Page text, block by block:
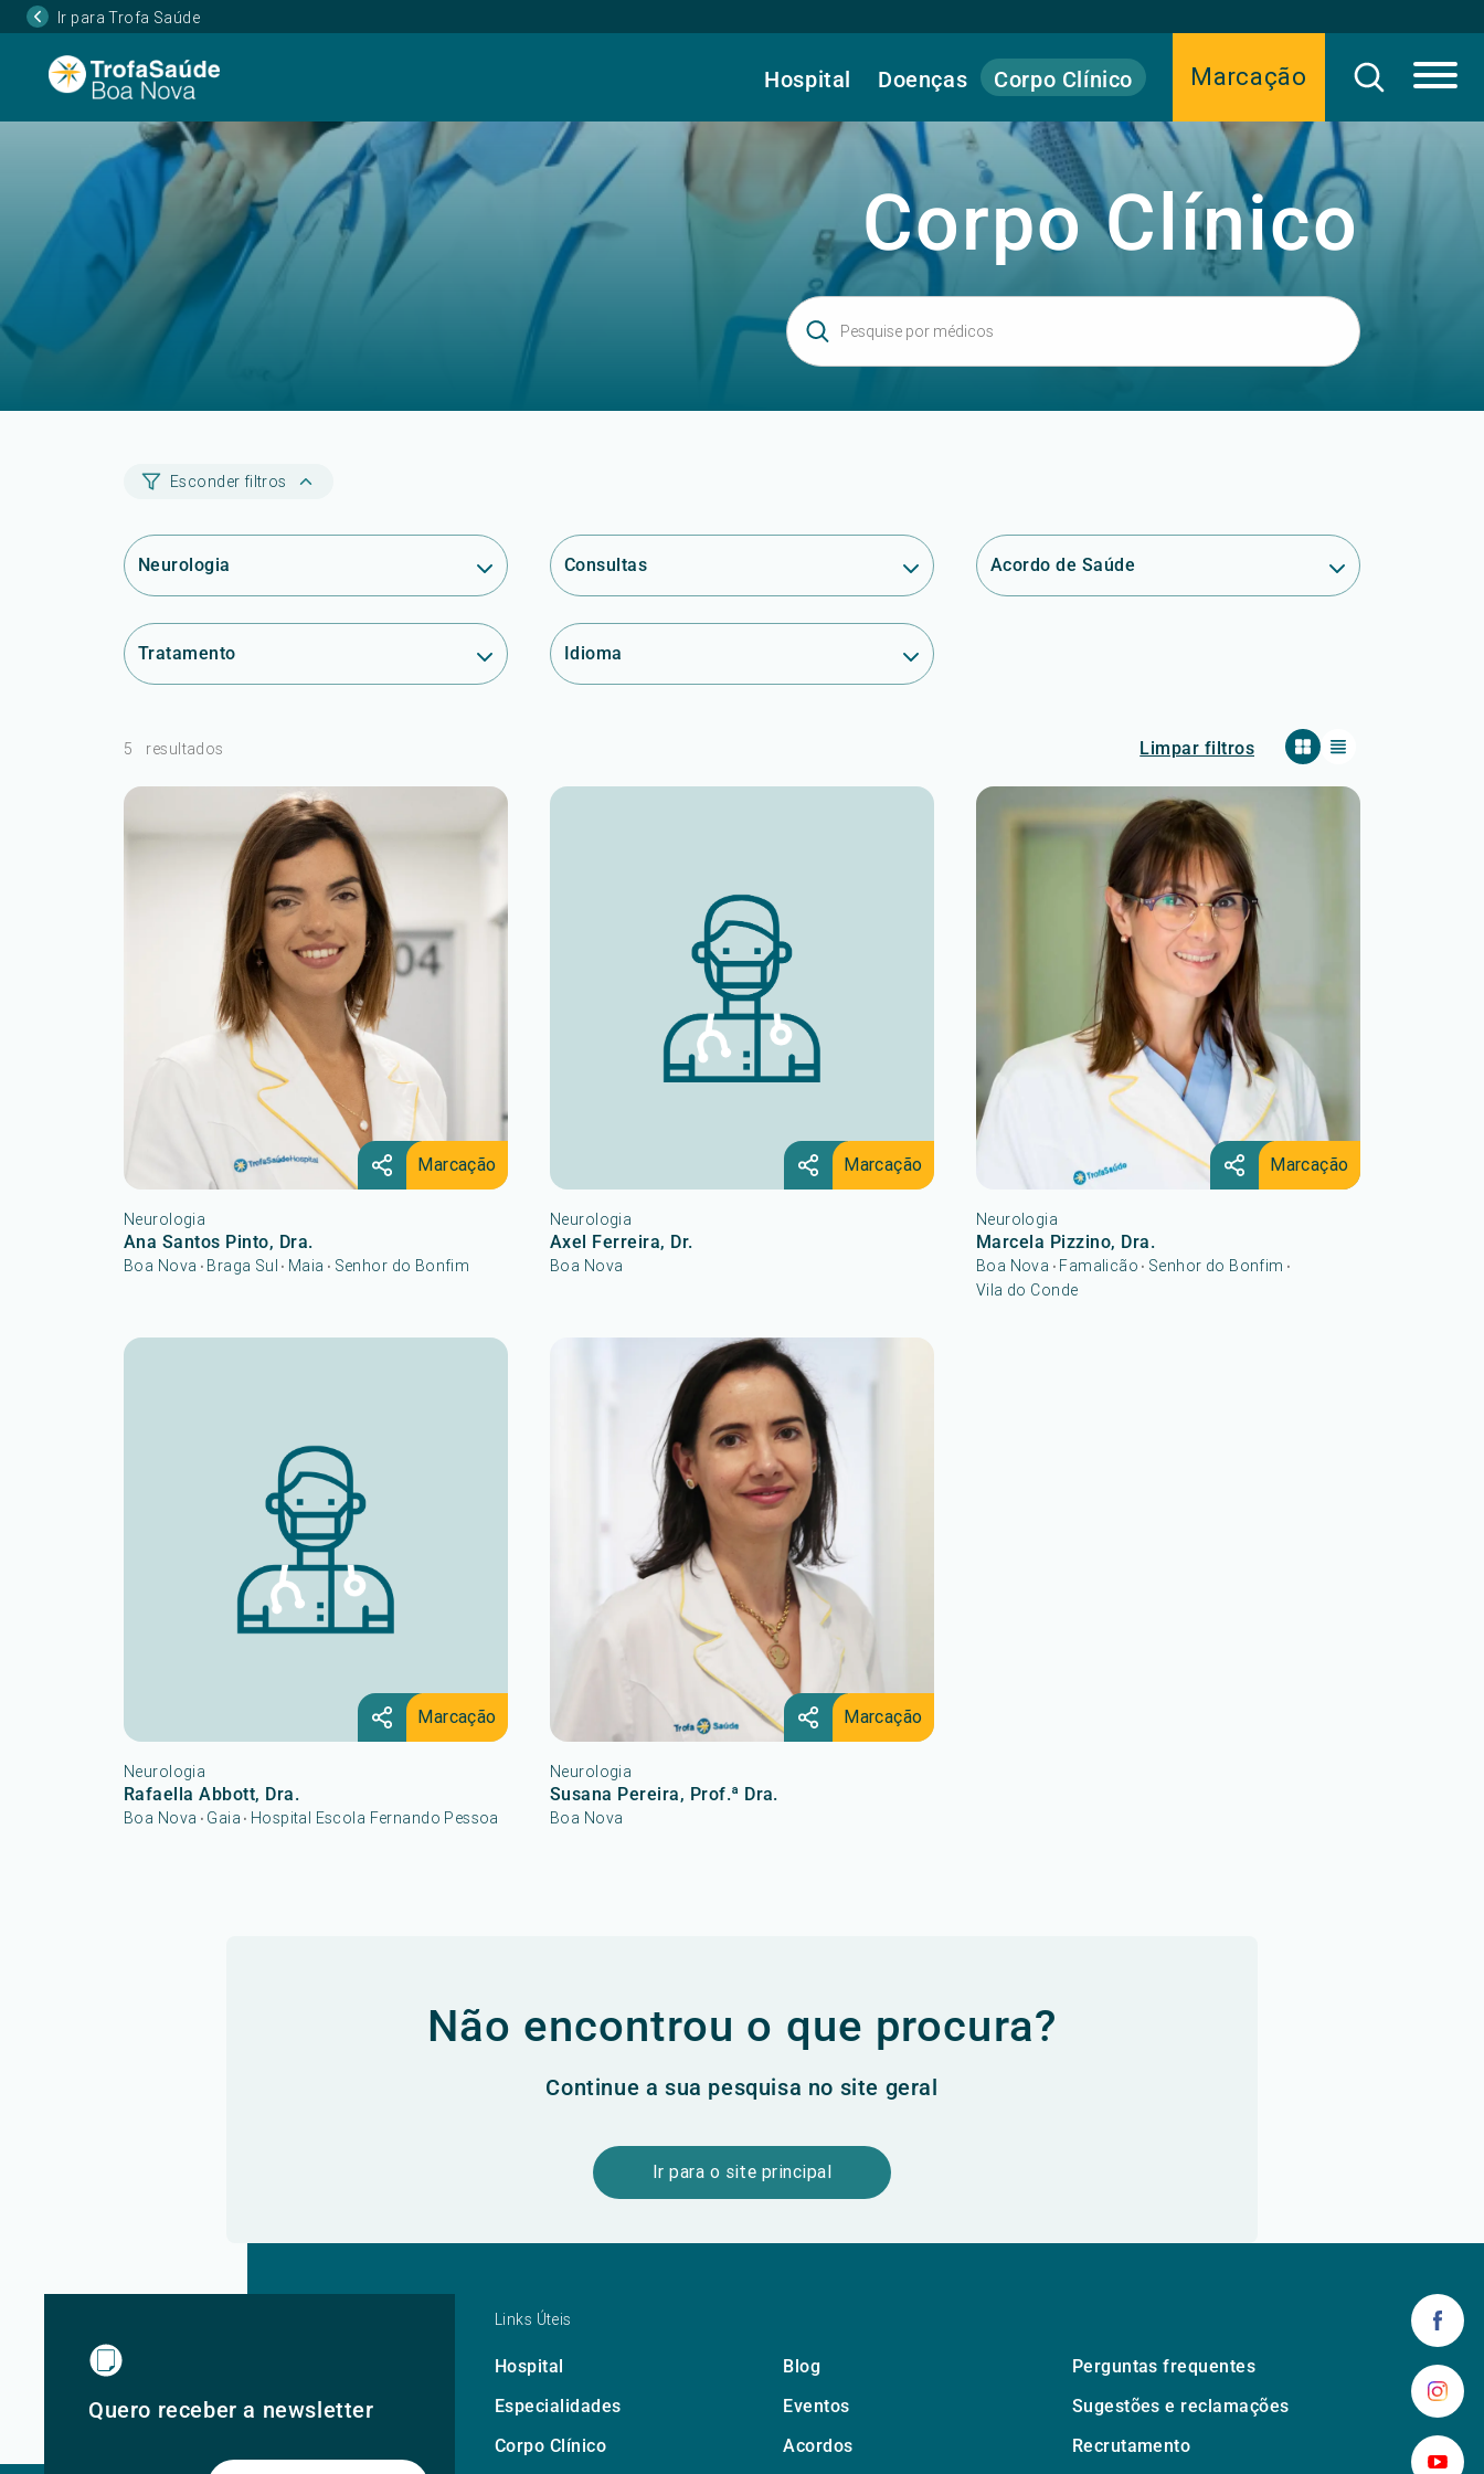
Ir para Trofa Saúde
Marcação
Hospital Doenças Corpo Clínico
Corpo Clínico
Esconder filtros
Neurologia Consultas Acordo de Saúde
Tratamento Idioma
5 resultados Limpar filtros
Marcação
Neurologia
Ana Santos Pinto, Dra.
Boa Nova • Braga Sul • Maia • Senhor do Bonfim
Marcação
Neurologia
Axel Ferreira, Dr.
Boa Nova
Marcação
Neurologia
Marcela Pizzino, Dra.
Boa Nova • Famalicão • Senhor do Bonfim •
Vila do Conde
Marcação
Neurologia
Rafaella Abbott, Dra.
Boa Nova • Gaia • Hospital Escola Fernando Pessoa
Marcação
Neurologia
Susana Pereira, Prof.ª Dra.
Boa Nova
Não encontrou o que procura?
Continue a sua pesquisa no site geral
Ir para o site principal
Quero receber a newsletter
Links Úteis
Hospital Blog
Perguntas frequentes
Especialidades
Eventos
Sugestões e reclamações
Corpo Clínico
Acordos Recrutamento